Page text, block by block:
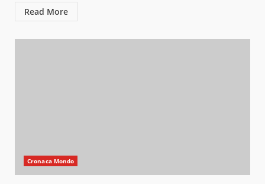
Read More
Cronaca Mondo